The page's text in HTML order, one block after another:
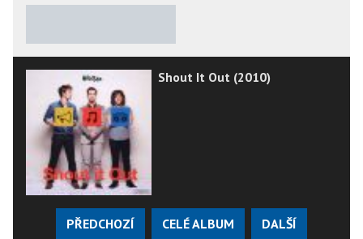
Shout It Out (2010)
PŘEDCHOZÍ CELÉ ALBUM DALŠÍ